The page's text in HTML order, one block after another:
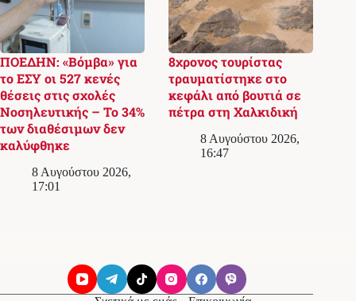
ΠΟΕΔΗΝ: «Βόμβα» για
το ΕΣΥ οι 527 κενές
θέσεις στις σχολές
Νοσηλευτικής – Το 34%
των διαθέσιμων δεν
καλύφθηκε
8 Αυγούστου 2026,
17:01
8χρονος τουρίστας
τραυματίστηκε στο
κεφάλι από βουτιά σε
πέτρα στη Χαλκιδική
8 Αυγούστου 2026,
16:47